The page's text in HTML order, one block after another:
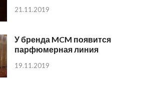
21.11.2019
У бренда MCM появится
парфюмерная линия
19.11.2019